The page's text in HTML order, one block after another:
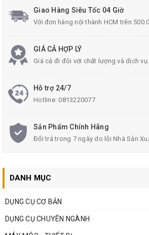
Giao Hàng Siêu Tốc 04 Giờ
Với đơn hàng nội thành HCM trên
GIÁ CẢ HỢP LÝ
Giá cả đi đôi với chất lượng và dịch vụ.
Hỗ trợ 24/7
Hotline:0813220077
Sản Phẩm Chính Hãng
Đổi trả trong 7 ngày do lỗi Nhà Sản
DANH MỤC
DỤNG CỤ CƠ BẢN
DỤNG CỤ CHUYÊN NGÀNH